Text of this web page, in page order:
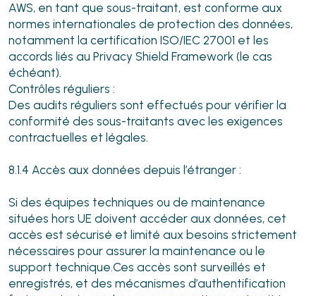
AWS, en tant que sous-traitant, est conforme aux
normes internationales de protection des données,
notamment la certification ISO/IEC 27001 et les
accords liés au Privacy Shield Framework (le cas
échéant).
Contrôles réguliers :
Des audits réguliers sont effectués pour vérifier la
conformité des sous-traitants avec les exigences
contractuelles et légales.
8.1.4 Accès aux données depuis l’étranger :
Si des équipes techniques ou de maintenance
situées hors UE doivent accéder aux données, cet
accès est sécurisé et limité aux besoins strictement
nécessaires pour assurer la maintenance ou le
support technique.Ces accès sont surveillés et
enregistrés, et des mécanismes d’authentification